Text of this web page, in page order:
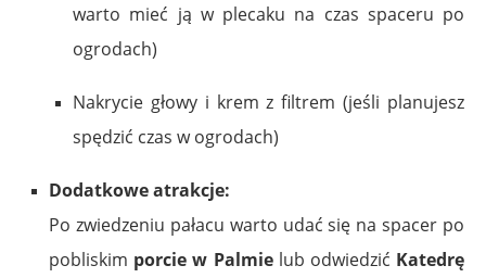
warto mieć ją w plecaku na czas spaceru po
ogrodach)
Nakrycie głowy i krem z filtrem (jeśli planujesz
spędzić czas w ogrodach)
Dodatkowe atrakcje:
Po zwiedzeniu pałacu warto udać się na spacer po
pobliskim porcie w Palmielub odwiedzić Katedrę